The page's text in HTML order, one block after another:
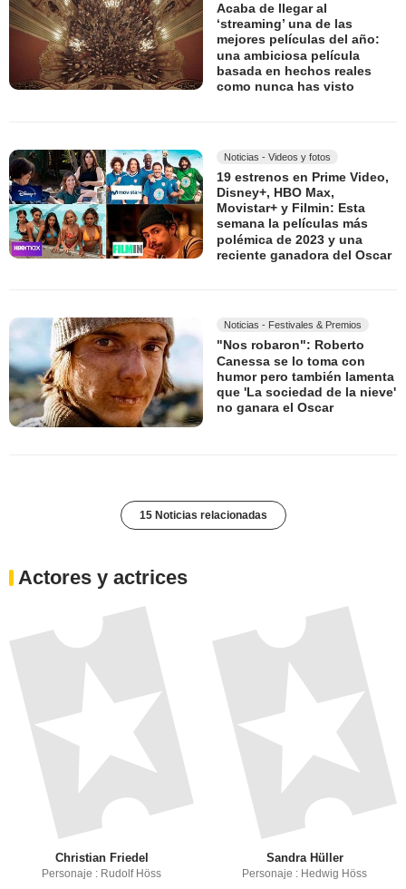
Acaba de llegar al
‘streaming’ una de las
mejores películas del año:
una ambiciosa película
basada en hechos reales
como nunca has visto
Noticias - Videos y fotos
19 estrenos en Prime Video,
Disney+, HBO Max,
Movistar+ y Filmin: Esta
semana la películas más
polémica de 2023 y una
reciente ganadora del Oscar
Noticias - Festivales & Premios
"Nos robaron": Roberto
Canessa se lo toma con
humor pero también lamenta
que 'La sociedad de la nieve'
no ganara el Oscar
15 Noticias relacionadas
Actores y actrices
Christian Friedel
Personaje : Rudolf Höss
Sandra Hüller
Personaje : Hedwig Höss